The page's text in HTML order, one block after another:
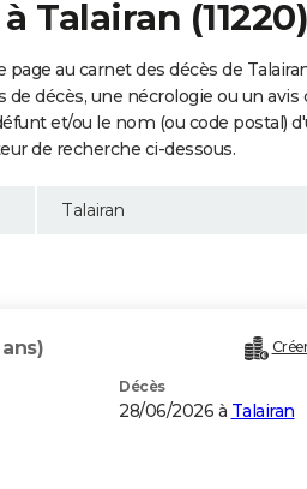
Talairan (11220)
au carnet des décès de
décès, une nécrologie ou un avis
et/ou le nom (ou code postal)
de recherche ci-dessous.
Décès
28/06/2026 à Talairan